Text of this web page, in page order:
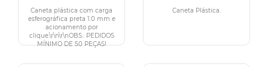
Caneta plástica com carga
esferográfica preta 1.0 mm e
acionamento por
clique.\r\n\r\nOBS.: PEDIDOS
MÍNIMO DE 50 PEÇAS!
Caneta Plástica.